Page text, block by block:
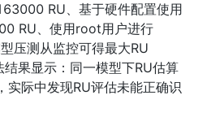
RU、基于硬件配置使用
RU、使用root用户进行
压测从监控可得最大RU
果显示：同一模型下RU估算
实际中发现RU评估未能正确识